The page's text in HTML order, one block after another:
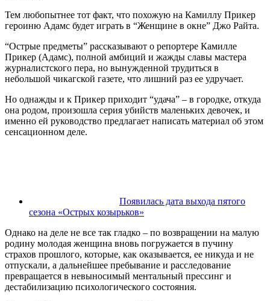
Тем любопытнее тот факт, что похожую на Камиллу Прикер
героиню Адамс будет играть в “Женщине в окне” Джо Райта.
“Острые предметы” рассказывают о репортере Камилле
Прикер (Адамс), полной амбиций и жажды славы мастера
журналистского пера, но вынужденной трудиться в
небольшой чикагской газете, что лишний раз ее удручает.
Но однажды и к Прикер приходит “удача” – в городке, откуда
она родом, произошла серия убийств маленьких девочек, и
именно ей руководство предлагает написать материал об этом
сенсационном деле.
Появилась дата выхода пятого
сезона «Острых козырьков»
Однако на деле не все так гладко – по возвращении на малую
родину молодая женщина вновь погружается в пучину
страхов прошлого, которые, как оказывается, ее никуда и не
отпускали, а дальнейшее пребывание и расследование
превращается в невыносимый ментальный прессинг и
дестабилизацию психологического состояния.